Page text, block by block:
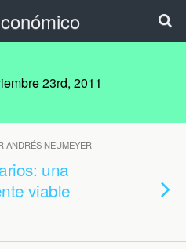
23rd, 2011
ANDRÉS NEUMEYER
una
viable